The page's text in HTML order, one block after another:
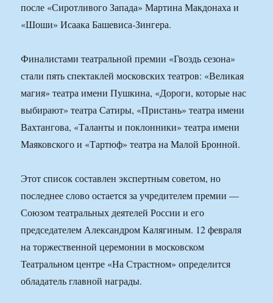
после «Сиротливого Запада» Мартина Макдонаха и
«Шоши» Исаака Башевиса-Зингера.
Финалистами театральной премии «Гвоздь сезона»
стали пять спектаклей московских театров: «Великая
магия» театра имени Пушкина, «Дороги, которые нас
выбирают» театра Сатиры, «Пристань» театра имени
Вахтангова, «Таланты и поклонники» театра имени
Маяковского и «Тартюф» театра на Малой Бронной.
Этот список составлен экспертным советом, но
последнее слово остается за учредителем премии —
Союзом театральных деятелей России и его
председателем Александром Калягиным. 12 февраля
на торжественной церемонии в московском
Театральном центре «На Страстном» определится
обладатель главной награды.